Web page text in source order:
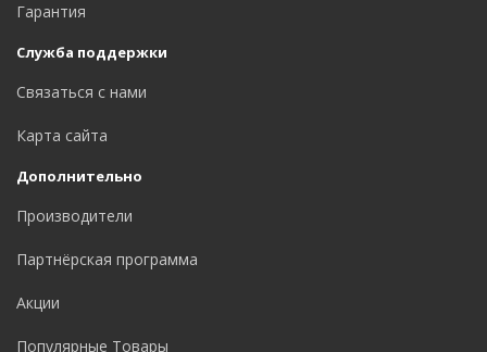
Гарантия
Служба поддержки
Связаться с нами
Карта сайта
Дополнительно
Производители
Партнёрская программа
Акции
Популярные Товары